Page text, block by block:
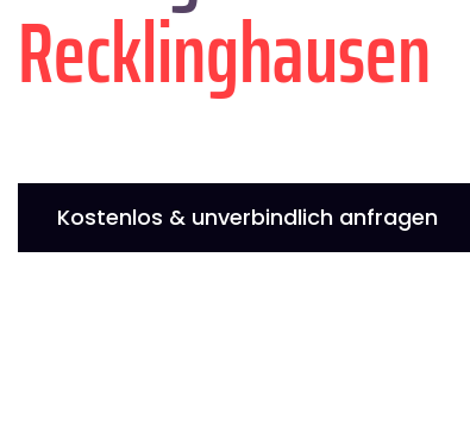
Recklinghausen
Kostenlos & unverbindlich anfragen